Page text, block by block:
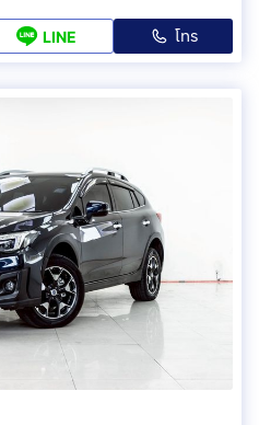
LINE โทร